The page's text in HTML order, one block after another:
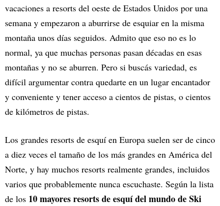
vacaciones a resorts del oeste de Estados Unidos por una
semana y empezaron a aburrirse de esquiar en la misma
montaña unos días seguidos. Admito que eso no es lo
normal, ya que muchas personas pasan décadas en esas
montañas y no se aburren. Pero si buscás variedad, es
difícil argumentar contra quedarte en un lugar encantador
y conveniente y tener acceso a cientos de pistas, o cientos
de kilómetros de pistas.
Los grandes resorts de esquí en Europa suelen ser de cinco
a diez veces el tamaño de los más grandes en América del
Norte, y hay muchos resorts realmente grandes, incluidos
varios que probablemente nunca escuchaste. Según la lista
de los 10 mayores resorts de esquí del mundo de Ski